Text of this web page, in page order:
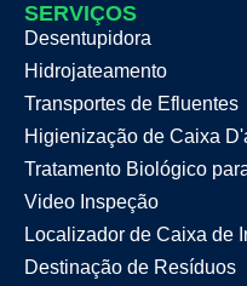
SERVIÇOS
Desentupidora
Hidrojateamento
Transportes de Efluentes
Higienização de Caixa
Tratamento Biológico
Video Inspeção
Localizador de Caixa de
Destinação de Resíduos